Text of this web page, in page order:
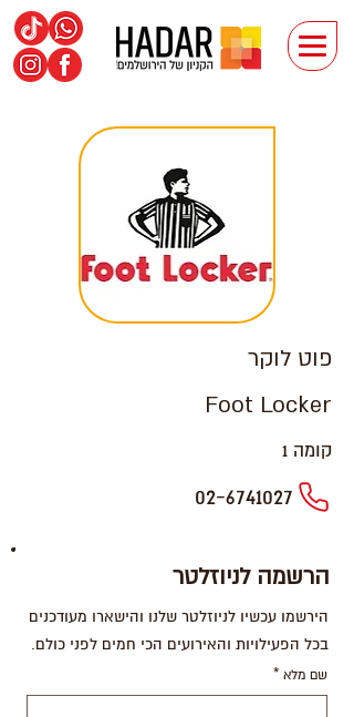
פוט לוקר
Foot Locker
קומה 1
02-6741027
הרשמה לניוזלטר
הירשמו עכשיו לניוזלטר שלנו והישארו מעודכנים
בכל הפעילויות והאירועים הכי חמים לפני כולם.
שם מלא *